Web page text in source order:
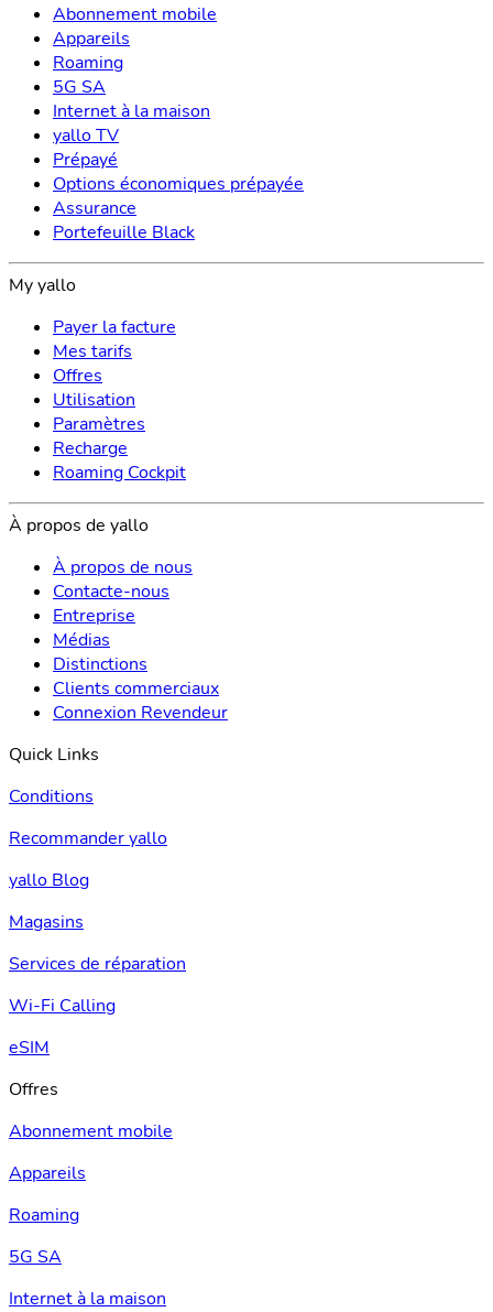
Abonnement mobile
Appareils
Roaming
5G SA
Internet à la maison
yallo TV
Prépayé
Options économiques prépayée
Assurance
Portefeuille Black
My yallo
Payer la facture
Mes tarifs
Offres
Utilisation
Paramètres
Recharge
Roaming Cockpit
À propos de yallo
À propos de nous
Contacte-nous
Entreprise
Médias
Distinctions
Clients commerciaux
Connexion Revendeur
Quick Links
Conditions
Recommander yallo
yallo Blog
Magasins
Services de réparation
Wi-Fi Calling
eSIM
Offres
Abonnement mobile
Appareils
Roaming
5G SA
Internet à la maison